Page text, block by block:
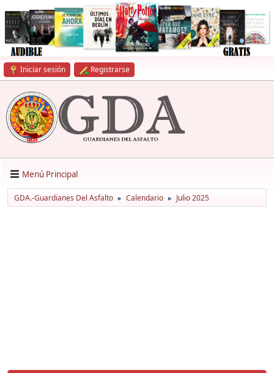
Iniciar sesión Registrarse
Menú Principal
GDA.-Guardianes Del Asfalto ► Calendario ► Julio 2025